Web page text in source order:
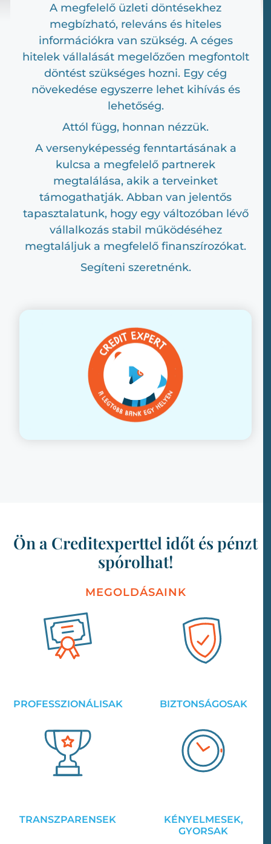
A megfelelő üzleti döntésekhez
megbízható, releváns és hiteles
információkra van szükség. A céges
hitelek vállalását megelőzően megfontolt
döntést szükséges hozni. Egy cég
növekedése egyszerre lehet kihívás és
lehetőség.
Attól függ, honnan nézzük.
A versenyképesség fenntartásának a
kulcsa a megfelelő partnerek
megtalálása, akik a terveinket
támogathatják. Abban van jelentős
tapasztalatunk, hogy egy változóban lévő
vállalkozás stabil működéséhez
megtaláljuk a megfelelő finanszírozókat.
Segíteni szeretnénk.
Ön a Creditexperttel időt és pénzt
spórolhat!
MEGOLDÁSAINK
PROFESSZIONÁLISAK BIZTONSÁGOSAK
TRANSZPARENSEK
KÉNYELMESEK,
GYORSAK